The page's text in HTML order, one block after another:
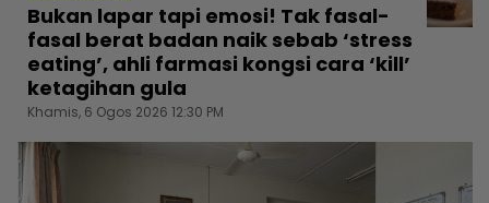
Bukan lapar tapi emosi! Tak fasal-
fasal berat badan naik sebab ‘stress
eating’, ahli farmasi kongsi cara ‘kill’
ketagihan gula
Khamis, 6 Ogos 2026 12:30 PM